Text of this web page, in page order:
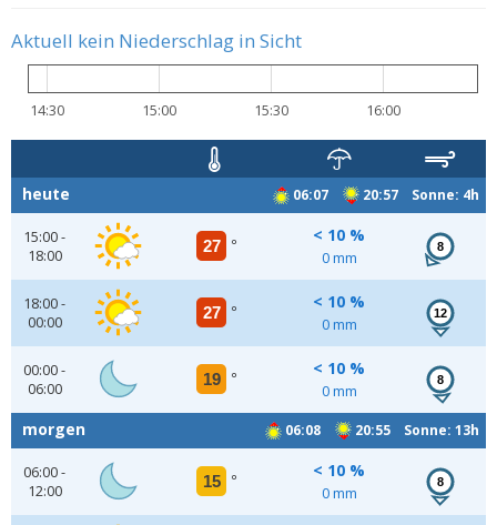
Aktuell kein Niederschlag in Sicht
14:30 15:00 15:30 16:00
06:07 20:57 Sonne: 4h
heute
15:00 -
18:00
27 °
< 10 %
0 mm
8
18:00 -
00:00
27 °
< 10 %
0 mm
12
00:00 -
06:00
19 °
< 10 %
0 mm
8
06:08 20:55 Sonne: 13h
morgen
06:00 -
12:00
15 °
< 10 %
0 mm
8